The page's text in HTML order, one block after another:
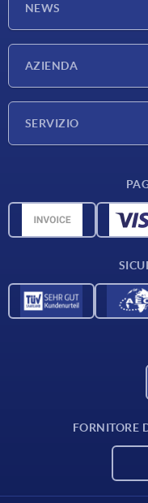
NEWS
AZIENDA
SERVIZIO
Dati CAD
FORNITORE